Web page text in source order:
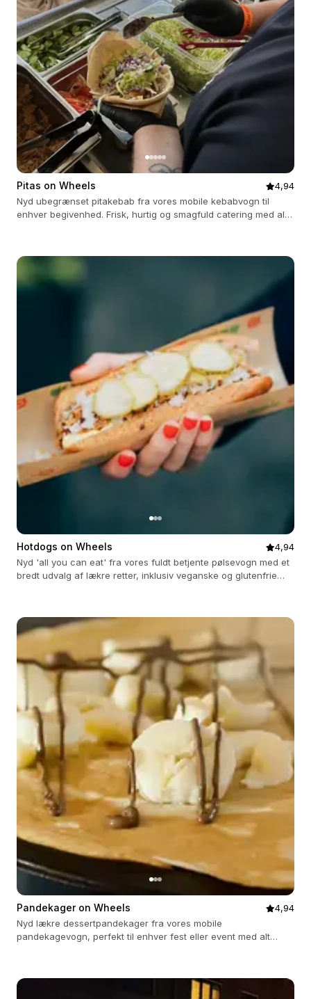
Pitas on Wheels
4,94
Nyd ubegrænset pitakebab fra vores mobile kebabvogn til
enhver begivenhed. Frisk, hurtig og smagfuld catering med alt
Hotdogs on Wheels
4,94
Nyd 'all you can eat' fra vores fuldt betjente pølsevogn med et
bredt udvalg af lækre retter, inklusiv veganske og glutenfrie
Pandekager on Wheels
4,94
Nyd lækre dessertpandekager fra vores mobile
pandekagevogn, perfekt til enhver fest eller event med alt